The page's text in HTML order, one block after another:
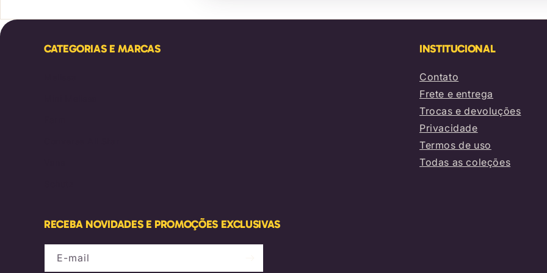
CATEGORIAS E MARCAS INSTITUCIONAL
Contato
Frete e entrega
Trocas e devoluções
Privacidade
Termos de uso
Todas as coleções
RECEBA NOVIDADES E PROMOÇÕES EXCLUSIVAS
E-mail